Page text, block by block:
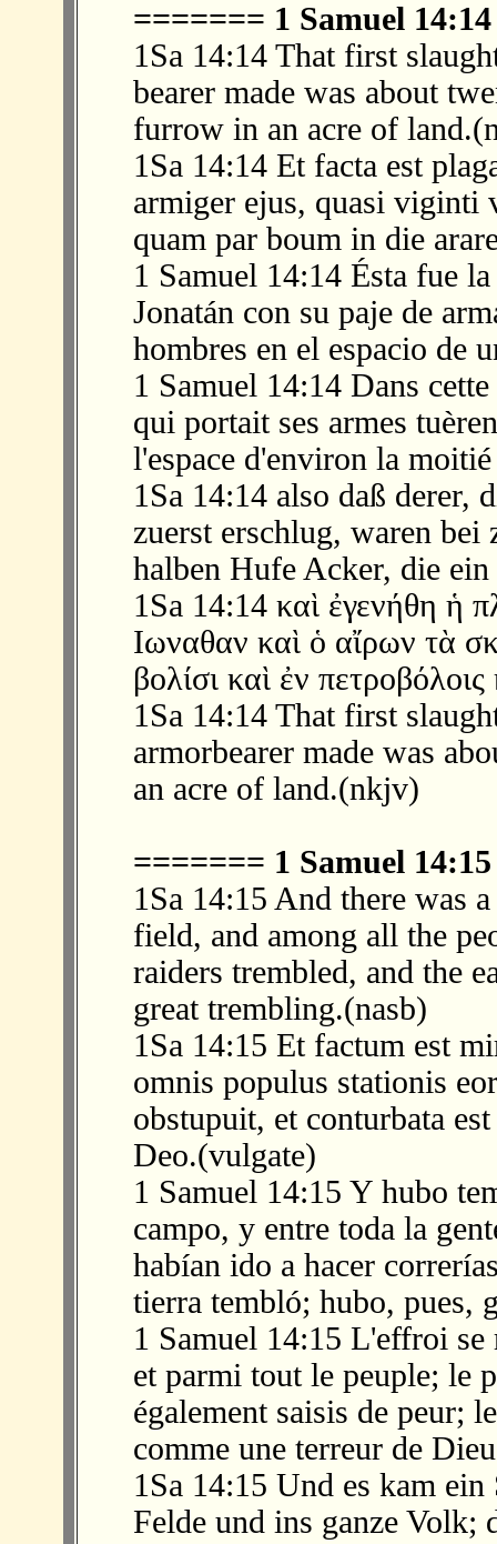
======= 1 Samuel
1Sa 14:14 That first
bearer made was about
furrow in an acre of
1Sa 14:14 Et facta est
armiger ejus, quasi viginti
quam par boum in die
1 Samuel 14:14 Ésta fue
Jonatán con su paje de
hombres en el espacio de
1 Samuel 14:14 Dans
qui portait ses armes
l'espace d'environ la
1Sa 14:14 also daß derer,
zuerst erschlug, waren
halben Hufe Acker, die
1Sa 14:14 καὶ ἐγενήθη ἡ
Ιωναθαν καὶ ὁ αἴρων τὰ
βολίσι καὶ ἐν
1Sa 14:14 That first
armorbearer made was
an acre of land.(nkjv)
======= 1 Samuel
1Sa 14:15 And there was
field, and among all the
raiders trembled, and the
great trembling.(nasb)
1Sa 14:15 Et factum est
omnis populus stationis
obstupuit, et conturbata
Deo.(vulgate)
1 Samuel 14:15 Y hubo
campo, y entre toda la
habían ido a hacer
tierra tembló; hubo, pues,
1 Samuel 14:15 L'effroi se
et parmi tout le peuple; le
également saisis de peur;
comme une terreur de
1Sa 14:15 Und es kam
Felde und ins ganze Volk;